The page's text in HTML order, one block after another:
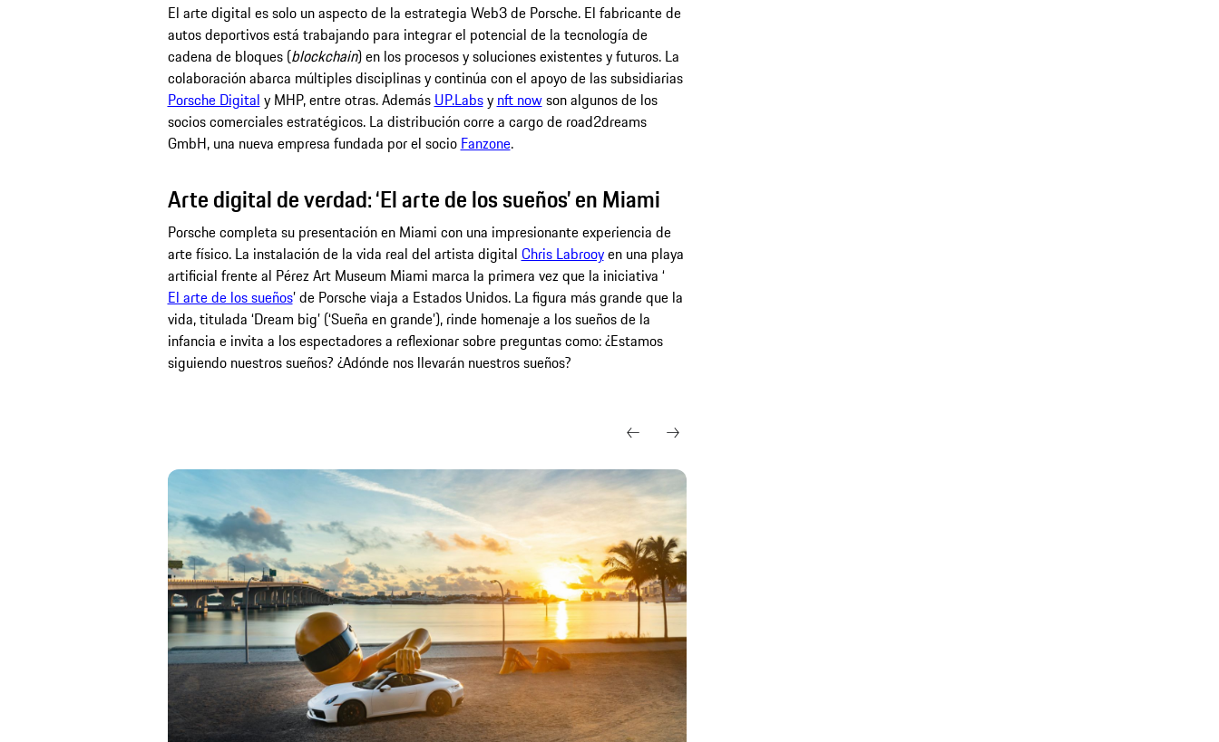
El arte digital es solo un aspecto de la estrategia Web3 de Porsche. El fabricante de
autos deportivos está trabajando para integrar el potencial de la tecnología de
cadena de bloques (blockchain) en los procesos y soluciones existentes y futuros. La
colaboración abarca múltiples disciplinas y continúa con el apoyo de las subsidiarias
Porsche Digital y MHP, entre otras. Además UP.Labsy nft nowson algunos de los
socios comerciales estratégicos. La distribución corre a cargo de road2dreams
GmbH, una nueva empresa fundada por el socio Fanzone.
Arte digital de verdad: ‘El arte de los sueños’ en Miami
Porsche completa su presentación en Miami con una impresionante experiencia de
arte físico. La instalación de la vida real del artista digital Chris Labrooyen una playa
artificial frente al Pérez Art Museum Miami marca la primera vez que la iniciativa ‘
El arte de los sueños’ de Porsche viaja a Estados Unidos. La figura más grande que la
vida, titulada ‘Dream big’ (‘Sueña en grande’), rinde homenaje a los sueños de la
infancia e invita a los espectadores a reflexionar sobre preguntas como: ¿Estamos
siguiendo nuestros sueños? ¿Adónde nos llevarán nuestros sueños?